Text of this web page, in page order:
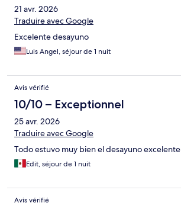
21 avr. 2026
Traduire avec Google
Excelente desayuno
Luis Angel, séjour de 1 nuit
Avis vérifié
10/10 – Exceptionnel
25 avr. 2026
Traduire avec Google
Todo estuvo muy bien el desayuno excelente
Edit, séjour de 1 nuit
Avis vérifié